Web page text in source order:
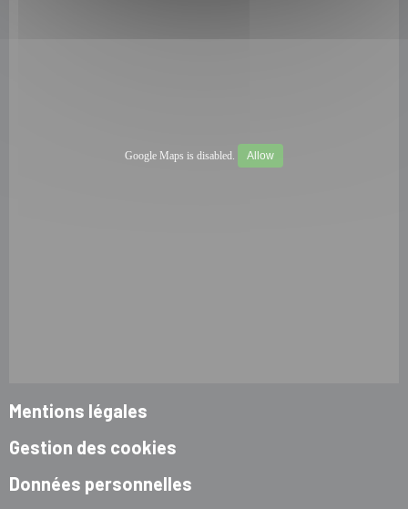
Google Maps is disabled. Allow
Mentions légales
Gestion des cookies
Données personnelles